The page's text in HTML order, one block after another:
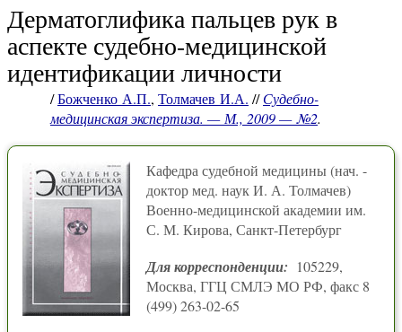
Дерматоглифика пальцев рук в
аспекте судебно-медицинской
идентификации личности
/Божченко А.П., Толмачев И.А. //Судебно-
медицинская экспертиза. — М., 2009 — №2.
Кафедра судебной медицины (нач. -
доктор мед. наук И. А. Толмачев)
Военно-медицинской академии им.
С. М. Кирова, Санкт-Петербург
Для корреспонденции: 105229,
Москва, ГГЦ СМЛЭ МО РФ, факс 8
(499) 263-02-65